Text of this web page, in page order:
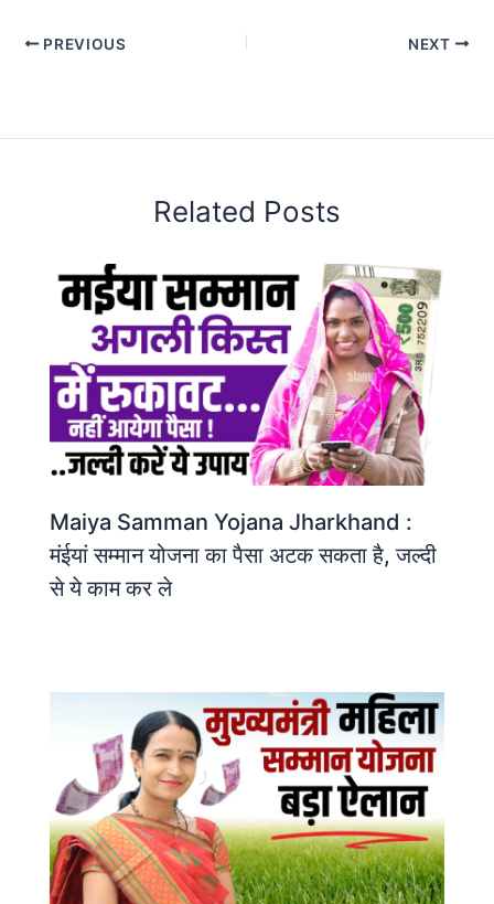
PREVIOUS NEXT
Related Posts
Maiya Samman Yojana Jharkhand :
मंईयां सम्मान योजना का पैसा अटक सकता है, जल्दी
से ये काम कर ले